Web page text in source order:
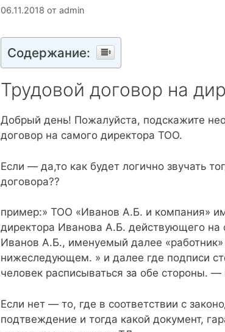
06.11.2018 от admin
Содержание:
Трудовой договор на
Добрый день! Пожалуйста, подскажите
договор на самого директора ТОО.
Если — да,то как будет логично звучать
договора??
пример:» ТОО «Иванов А.Б. и компания»
директора Иванова А.Б. действующего на
Иванов А.Б., именуемый далее
нижеследующем. » и далее где подписи
человек расписываться за обе стороны. —
Если нет — то, где в соответствии с
подтвеждение и тогда какой документ,